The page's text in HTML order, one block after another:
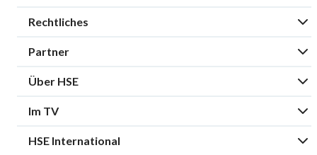
Rechtliches
Partner
Über HSE
Im TV
HSE International